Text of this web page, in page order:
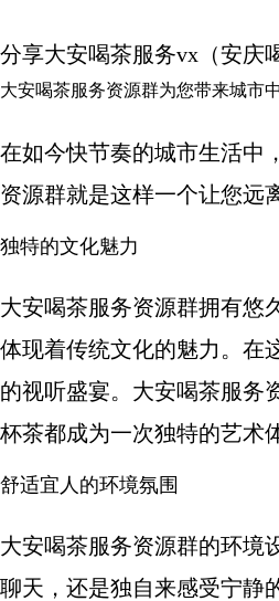
分享大安喝茶服务vx（安庆
大安喝茶服务资源群为您带来城市
在如今快节奏的城市生活中
资源群就是这样一个让您远
独特的文化魅力
大安喝茶服务资源群拥有悠
体现着传统文化的魅力。在
的视听盛宴。大安喝茶服务
杯茶都成为一次独特的艺术
舒适宜人的环境氛围
大安喝茶服务资源群的环境
聊天，还是独自来感受宁静